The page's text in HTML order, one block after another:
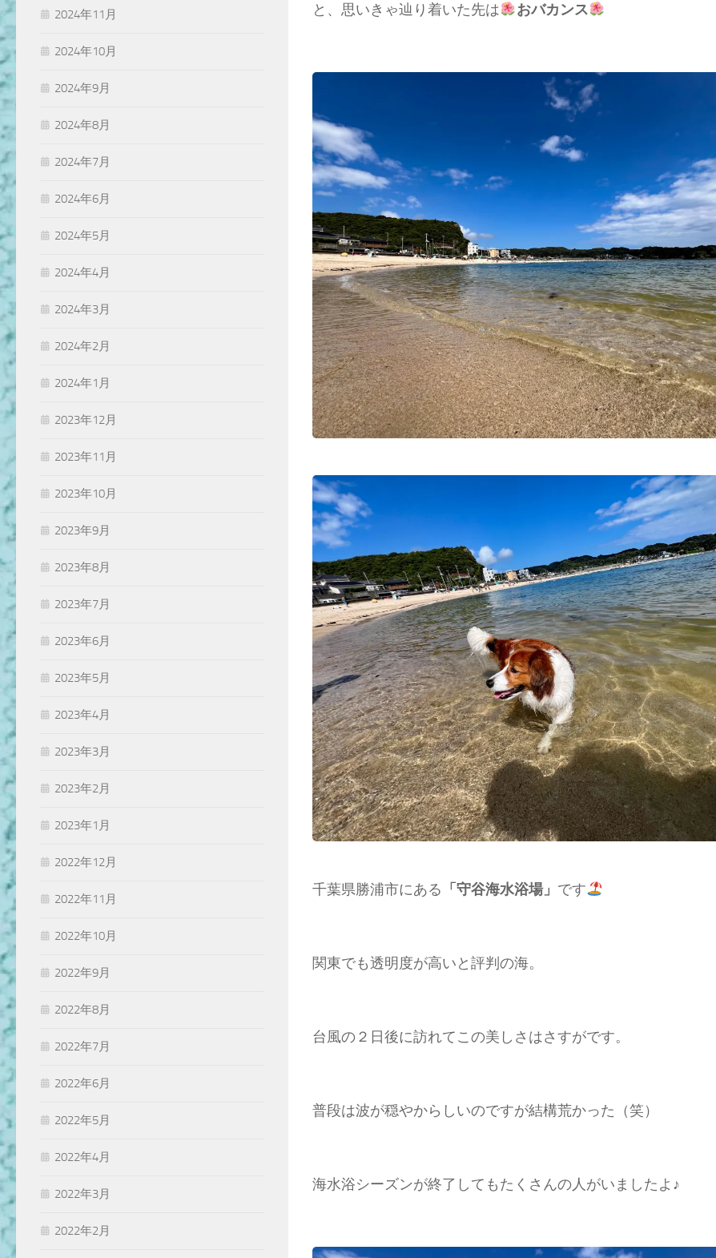
と、思いきゃ辿り着いた先は おバカンス
千葉県勝浦市にある 「守谷海水浴場」 です
関東でも透明度が高いと評判の海。
台風の２日後に訪れてこの美しさはさすがです。
普段は波が穏やからしいのですが結構荒かった（笑）
海水浴シーズンが終了してもたくさんの人がいましたよ♪
2024年11月
2024年10月
2024年9月
2024年8月
2024年7月
2024年6月
2024年5月
2024年4月
2024年3月
2024年2月
2024年1月
2023年12月
2023年11月
2023年10月
2023年9月
2023年8月
2023年7月
2023年6月
2023年5月
2023年4月
2023年3月
2023年2月
2023年1月
2022年12月
2022年11月
2022年10月
2022年9月
2022年8月
2022年7月
2022年6月
2022年5月
2022年4月
2022年3月
2022年2月